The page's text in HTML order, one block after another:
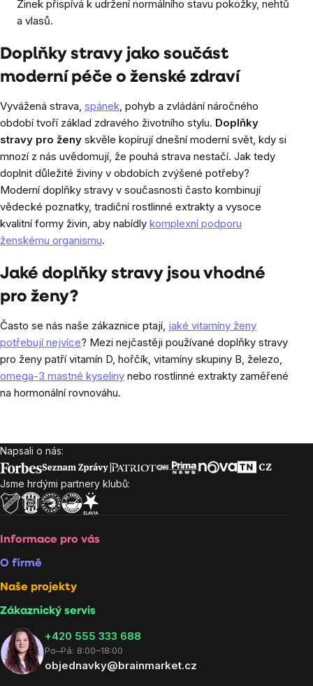
Zinek přispívá k udržení normálního stavu pokožky, nehtů
a vlasů.
Doplňky stravy jako součást
moderní péče o ženské zdraví
Vyvážená strava, spánek, pohyb a zvládání náročného
období tvoří základ zdravého životního stylu. Doplňky
stravy pro ženy skvěle kopírují dnešní moderní svět, kdy si
mnozí z nás uvědomují, že pouhá strava nestačí. Jak tedy
doplnit důležité živiny v obdobích zvýšené potřeby?
Moderní doplňky stravy v současnosti často kombinují
vědecké poznatky, tradiční rostlinné extrakty a vysoce
kvalitní formy živin, aby nabídly komplexní podporu
ženskému organismu.
Jaké doplňky stravy jsou vhodné
pro ženy?
Často se nás naše zákaznice ptají, jaké vitamíny ženy
potřebují nejvíce? Mezi nejčastěji používané doplňky stravy
pro ženy patří vitamín D, hořčík, vitamíny skupiny B, železo,
omega-3 mastné kyseliny nebo rostlinné extrakty zaměřené
na hormonální rovnováhu.
Zápatí
Napsali o nás:
Jsme hrdými partnery klubů:
Informace pro vás
O firmě
Naše projekty
Zákaznický servis
‭+420 555 333 688
Po–Pá: 8:00–18:00
objednavky@brainmarket.cz